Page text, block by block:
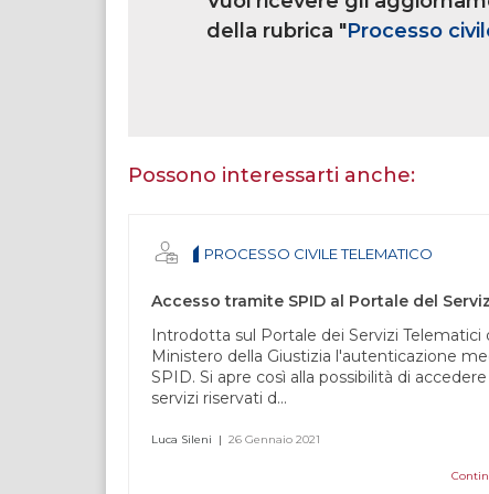
della rubrica "Processo
essere
questo
campo
Possono interessarti anche:
PROCESSO CIVILE TELEMATICO
Introdotta sul Portale dei Servizi Telematici
Ministero della Giustizia l'autenticazione
SPID. Si apre così alla possibilità di accedere
servizi riservati d...
Luca Sileni | 26 Gennaio 2021